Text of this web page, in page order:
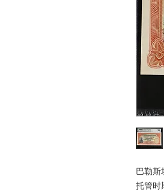
巴勒斯
托管时